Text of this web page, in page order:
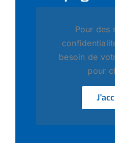
Pour des
besoin de
pour